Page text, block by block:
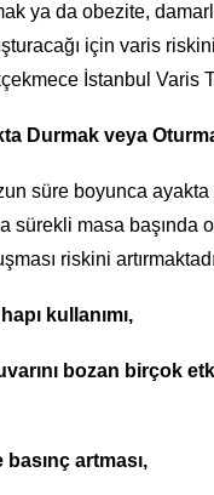
ya da obezite,
için varis riskini
İstanbul Varis
Durmak veya
süre boyunca
sürekli masa başında
riskini
kullanımı,
bozan birçok
artması,